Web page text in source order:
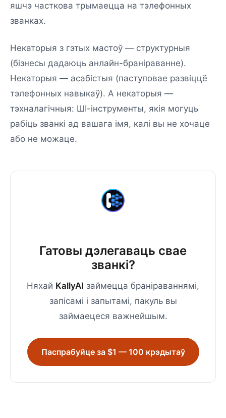
яшчэ часткова трымаецца на тэлефонных
званках.
Некаторыя з гэтых мастоў — структурныя
(бізнесы дадаюць анлайн-браніраванне).
Некаторыя — асабістыя (паступовае развіццё
тэлефонных навыкаў). А некаторыя —
тэхналагічныя: ШІ-інструменты, якія могуць
рабіць званкі ад вашага імя, калі вы не хочаце
або не можаце.
Гатовы дэлегаваць свае
званкі?
Няхай KallyAI займецца браніраваннямі,
запісамі і запытамі, пакуль вы
займаецеся важнейшым.
Паспрабуйце за $1 — 100 крэдытаў